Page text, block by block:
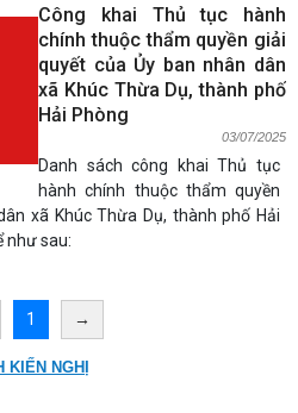
Công khai Thủ tục hành
chính thuộc thẩm quyền giải
quyết của Ủy ban nhân dân
xã Khúc Thừa Dụ, thành phố
Hải Phòng
03/07/2025
Danh sách công khai Thủ tục
hành chính thuộc thẩm quyền
xã Khúc Thừa Dụ, thành phố Hải
như sau:
1 →
NGHỊ